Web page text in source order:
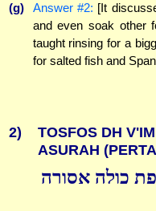
(g) Answer #2: [It
and even soak other
taught rinsing for a
for salted fish and
2)
TOSFOS DH
ASURAH
כולה אסורה